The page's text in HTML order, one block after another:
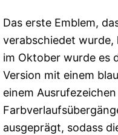
Das erste Emblem,
verabschiedet
im Oktober wurde es
Version mit einem
einem
ausgeprägt, sodass